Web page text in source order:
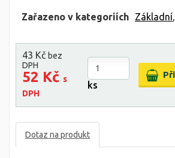
Zařazeno v kategoriích Základní,
43 Kč bez
DPH
52 Kč s
DPH
ks
Dotaz na produkt